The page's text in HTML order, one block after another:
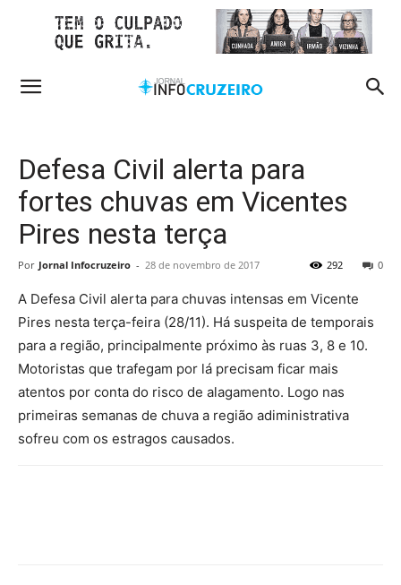
Defesa Civil alerta para
fortes chuvas em Vicentes
Pires nesta terça
Por Jornal Infocruzeiro - 28 de novembro de 2017 0
292
A Defesa Civil alerta para chuvas intensas em Vicente
Pires nesta terça-feira (28/11). Há suspeita de temporais
para a região, principalmente próximo às ruas 3, 8 e 10.
Motoristas que trafegam por lá precisam ficar mais
atentos por conta do risco de alagamento. Logo nas
primeiras semanas de chuva a região adiministrativa
sofreu com os estragos causados.